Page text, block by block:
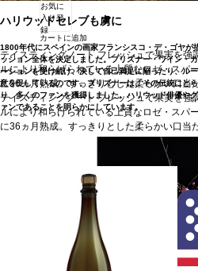
ハリウッドセレブも虜に
1800年代にスペインの画家フランシスコ・デ・ゴヤが
ッション全体を決定しました。プリズナー・ワイン・
ーションを受け続け、決して自己満足に陥ったり、ル
意を促しているのです。プリズナーは、その伝統にと
り、多くのファンを獲得しました。ハリウッド俳優や
ァンであることを明らかにしています。
お気に
入り登
録
カートに追加
テイスティングノートフレッシュで果実を強
ルにより和らげられている上質なロゼ・スパ
に36ヵ月熟成。すっきりとした柔らかい口当
で生き生きとした風味を表す。カリフォルニ
レンド。合う料理セビーチェ、牡蠣、クラ
ャビア、またそのままでも愉しめる葡萄品種
*本ヴィンテージが在庫切れの場合、在庫
のヴィンテージに変更されます、ご了承くだ
テイスティングノートフレッシュで果実を強
ルにより和らげられている上質なロゼ・スパ
に36ヵ月熟成。すっきりとした柔らかい口当
で生き生きとした風味を表す。カリフォルニ
セビーチェ、牡蠣、クラ
ャビア、またそのままでも愉しめる葡萄品種
*本ヴィンテージが在庫切れの場合、在庫
のヴィンテージに変更されます、ご了承くださ
スパ
辛口